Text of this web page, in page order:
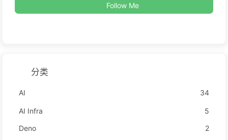
Follow Me
分类
AI 34
AI Infra
5
Deno
2